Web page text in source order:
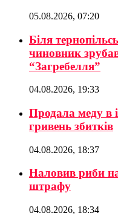
05.08.2026, 07:20
Біля
чиновник
“Загребелля”
04.08.2026, 19:33
Продала меду в
гривень збитків
04.08.2026, 18:37
Наловив риби
штрафу
04.08.2026, 18:34